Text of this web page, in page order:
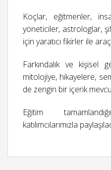
Koçlar, eğitmenler,
yöneticiler, astrologlar,
için yaratıcı fikirler ile
Farkındalık ve kişisel
mitolojiye, hikayelere,
de zengin bir içerik
Eğitim
katılımcılarımızla